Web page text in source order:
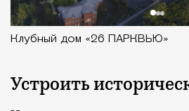
Клубный дом «26 ПАРКВЬЮ»
Устроить